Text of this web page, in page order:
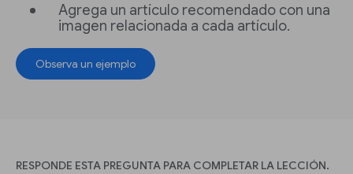
Agrega un artículo recomendado con una
imagen relacionada a cada artículo.
Observa un ejemplo
RESPONDE ESTA PREGUNTA PARA COMPLETAR LA LECCIÓN.